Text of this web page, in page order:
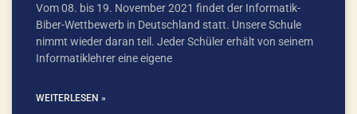
Vom 08. bis 19. November 2021 findet der Informatik-
Biber-Wettbewerb in Deutschland statt. Unsere Schule
nimmt wieder daran teil. Jeder Schüler erhält von seinem
Informatiklehrer eine eigene
WEITERLESEN »